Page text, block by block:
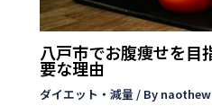
八戸市でお腹痩せを目
要な理由
ダイエット・減量 / By